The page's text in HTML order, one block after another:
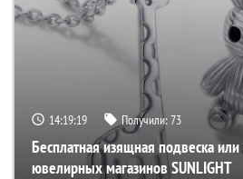
14:19:17 Получили:73
Бесплатная изящная подвеска
ювелирных магазинов SUNLIGHT